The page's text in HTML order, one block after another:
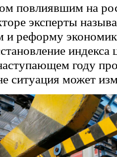
повлиявшим на
эксперты
и реформу
индекса
году
ситуация может